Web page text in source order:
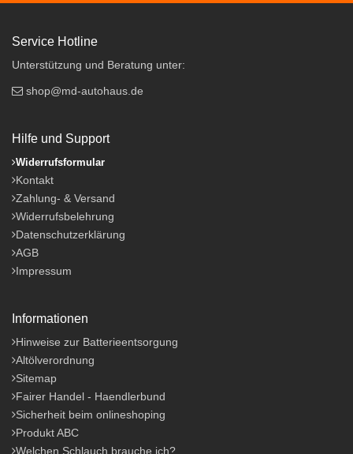
Service Hotline
Unterstützung und Beratung unter:
shop@md-autohaus.de
Hilfe und Support
Widerrufsformular
Kontakt
Zahlung- & Versand
Widerrufsbelehrung
Datenschutzerklärung
AGB
Impressum
Informationen
Hinweise zur Batterieentsorgung
Altölverordnung
Sitemap
Fairer Handel - Haendlerbund
Sicherheit beim onlineshoping
Produkt ABC
Welchen Schlauch brauche ich?